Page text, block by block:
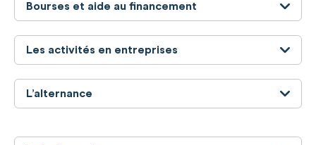
Bourses et aide au financement
Les activités en entreprises
L’alternance